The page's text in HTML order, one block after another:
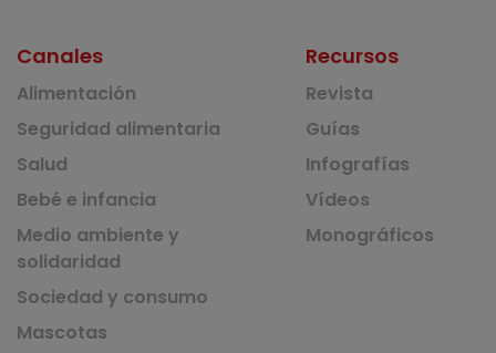
Canales
Alimentación
Seguridad alimentaria
Salud
Bebé e infancia
Medio ambiente y
solidaridad
Sociedad y consumo
Mascotas
Recursos
Revista
Guías
Infografías
Vídeos
Monográficos